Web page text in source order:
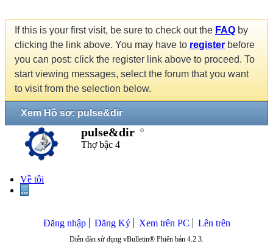
If this is your first visit, be sure to check out the FAQ by
clicking the link above. You may have to register before
you can post: click the register link above to proceed. To
start viewing messages, select the forum that you want
to visit from the selection below.
Xem Hồ sơ: pulse&dir
pulse&dir
Thợ bậc 4
Về tôi
...
Đăng nhập Đăng Ký Xem trên PC Lên trên
Diễn đàn sử dụng vBulletin® Phiên bản 4.2.3.